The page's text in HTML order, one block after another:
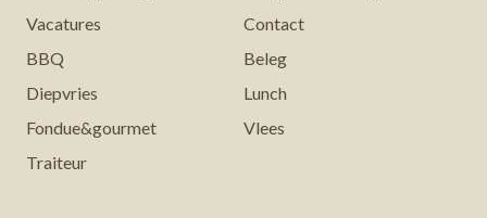
Vacatures
Contact
BBQ
Beleg
Diepvries
Lunch
Fondue&gourmet
Vlees
Traiteur